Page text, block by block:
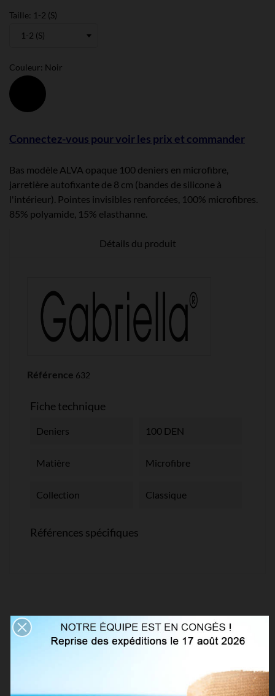
Taille: 1-2 (S)
Couleur: Noir
Connectez-vous pour voir les prix et commander
Bas modèle ALVA opaque 100 deniers en microfibre,
jarretière autofixante de 8 cm (bandes de silicone à
l'intérieur). Pointes invisibles renforcées, 100% microfibres.
85% polyamide, 15% elasthanne.
Détails du produit
Référence 632
Fiche technique
Deniers 100 DEN
Matière Microfibre
Collection Classique
Références spécifiques
VOUS AIMEREZ AUSSI